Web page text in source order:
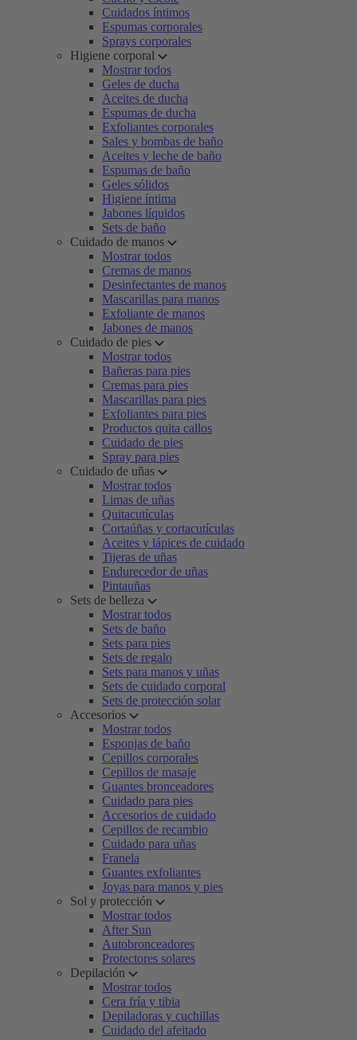
Cuidados íntimos
Espumas corporales
Sprays corporales
Higiene corporal
Mostrar todos
Geles de ducha
Aceites de ducha
Espumas de ducha
Exfoliantes corporales
Sales y bombas de baño
Aceites y leche de baño
Espumas de baño
Geles sólidos
Higiene íntima
Jabones líquidos
Sets de baño
Cuidado de manos
Mostrar todos
Cremas de manos
Desinfectantes de manos
Mascarillas para manos
Exfoliante de manos
Jabones de manos
Cuidado de pies
Mostrar todos
Bañeras para pies
Cremas para pies
Mascarillas para pies
Exfoliantes para pies
Productos quita callos
Cuidado de pies
Spray para pies
Cuidado de uñas
Mostrar todos
Limas de uñas
Quitacutículas
Cortaúñas y cortacutículas
Aceites y lápices de cuidado
Tijeras de uñas
Endurecedor de uñas
Pintauñas
Sets de belleza
Mostrar todos
Sets de baño
Sets para pies
Sets de regalo
Sets para manos y uñas
Sets de cuidado corporal
Sets de protección solar
Accesorios
Mostrar todos
Esponjas de baño
Cepillos corporales
Cepillos de masaje
Guantes bronceadores
Cuidado para pies
Accesorios de cuidado
Cepillos de recambio
Cuidado para uñas
Franela
Guantes exfoliantes
Joyas para manos y pies
Sol y protección
Mostrar todos
After Sun
Autobronceadores
Protectores solares
Depilación
Mostrar todos
Cera fría y tibia
Depiladoras y cuchillas
Cuidado del afeitado